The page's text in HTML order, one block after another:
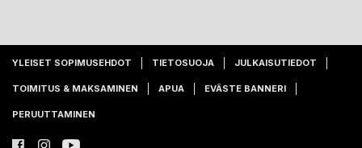
YLEISET SOPIMUSEHDOT TIETOSUOJA JULKAISUTIEDOT
TOIMITUS & MAKSAMINEN APUA EVÄSTE BANNERI
PERUUTTAMINEN